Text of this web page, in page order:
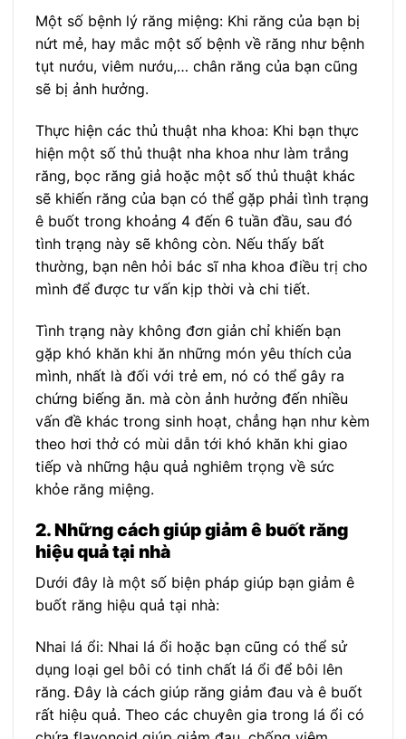
Một số bệnh lý răng miệng: Khi răng của bạn bị
nứt mẻ, hay mắc một số bệnh về răng như bệnh
tụt nướu, viêm nướu,… chân răng của bạn cũng
sẽ bị ảnh hưởng.
Thực hiện các thủ thuật nha khoa: Khi bạn thực
hiện một số thủ thuật nha khoa như làm trắng
răng, bọc răng giả hoặc một số thủ thuật khác
sẽ khiến răng của bạn có thể gặp phải tình trạng
ê buốt trong khoảng 4 đến 6 tuần đầu, sau đó
tình trạng này sẽ không còn. Nếu thấy bất
thường, bạn nên hỏi bác sĩ nha khoa điều trị cho
mình để được tư vấn kịp thời và chi tiết.
Tình trạng này không đơn giản chỉ khiến bạn
gặp khó khăn khi ăn những món yêu thích của
mình, nhất là đối với trẻ em, nó có thể gây ra
chứng biếng ăn. mà còn ảnh hưởng đến nhiều
vấn đề khác trong sinh hoạt, chẳng hạn như kèm
theo hơi thở có mùi dẫn tới khó khăn khi giao
tiếp và những hậu quả nghiêm trọng về sức
khỏe răng miệng.
2. Những cách giúp giảm ê buốt răng
hiệu quả tại nhà
Dưới đây là một số biện pháp giúp bạn giảm ê
buốt răng hiệu quả tại nhà:
Nhai lá ổi: Nhai lá ổi hoặc bạn cũng có thể sử
dụng loại gel bôi có tinh chất lá ổi để bôi lên
răng. Đây là cách giúp răng giảm đau và ê buốt
rất hiệu quả. Theo các chuyên gia trong lá ổi có